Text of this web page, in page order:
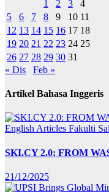
1
2 3
4
5
6 7 8 9 10 11
12 13 14 15 16 17 18
19 20 21 22 23 24 25
26 27 28 29 30 31
« Dis
Feb »
Artikel Bahasa Inggeris
English Articles Fakulti
SKI.CY 2.0: FROM
21/12/2025